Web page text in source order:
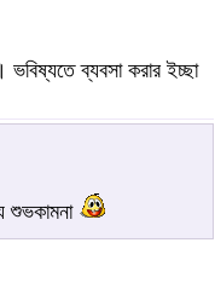
ব্যবসা করার ইচ্ছা
শুভকামনা